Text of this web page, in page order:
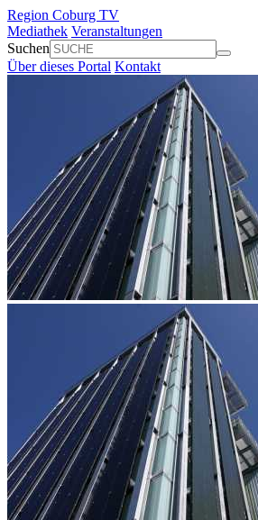
Region Coburg TV
Mediathek Veranstaltungen
Suchen
Über dieses Portal Kontakt